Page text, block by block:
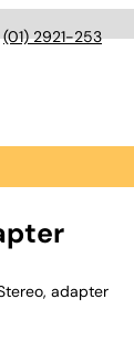
(01) 2921-253
adapter